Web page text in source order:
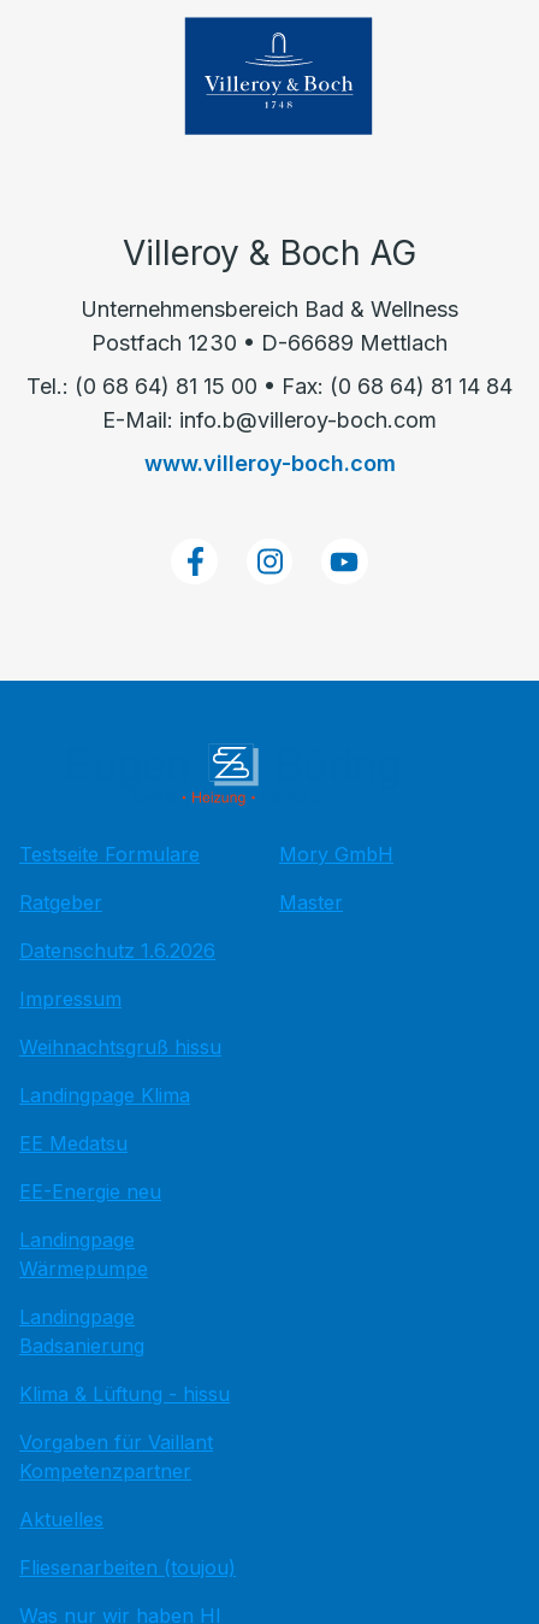
Villeroy & Boch AG
Unternehmensbereich Bad & Wellness
Postfach 1230 • D-66689 Mettlach
Tel.: (0 68 64) 81 15 00 • Fax: (0 68 64) 81 14 84
E-Mail: info.b@villeroy-boch.com
www.villeroy-boch.com
Testseite Formulare
Ratgeber
Datenschutz 1.6.2026
Impressum
Weihnachtsgruß hissu
Landingpage Klima
EE Medatsu
EE-Energie neu
Landingpage
Wärmepumpe
Landingpage
Badsanierung
Klima & Lüftung - hissu
Vorgaben für Vaillant
Kompetenzpartner
Aktuelles
Fliesenarbeiten (toujou)
Was nur wir haben HI
Mory GmbH
Master